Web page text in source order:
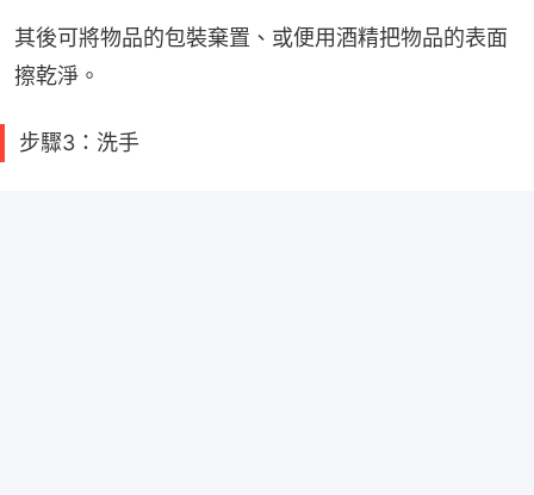
其後可將物品的包裝棄置、或便用酒精把物品的表面
擦乾淨。
步驟3：洗手